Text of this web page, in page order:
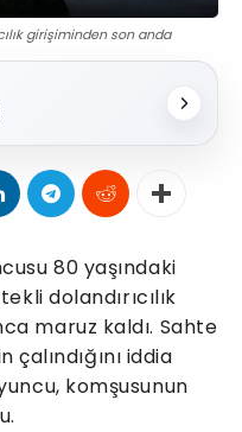
girişiminden son anda
80 yaşındaki
dolandırıcılık
maruz kaldı. Sahte
iddia
komşusunun